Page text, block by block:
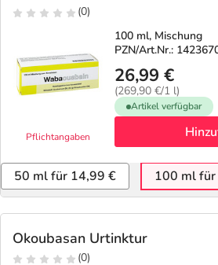
(0)
Pflichtangaben
100 ml, Mischung
PZN/Art.Nr.:
26,99 €
(269,90 €/1 l)
Artikel verfügbar
50 ml für 14,99 € 100 ml
Okoubasan Urtinktur
(0)